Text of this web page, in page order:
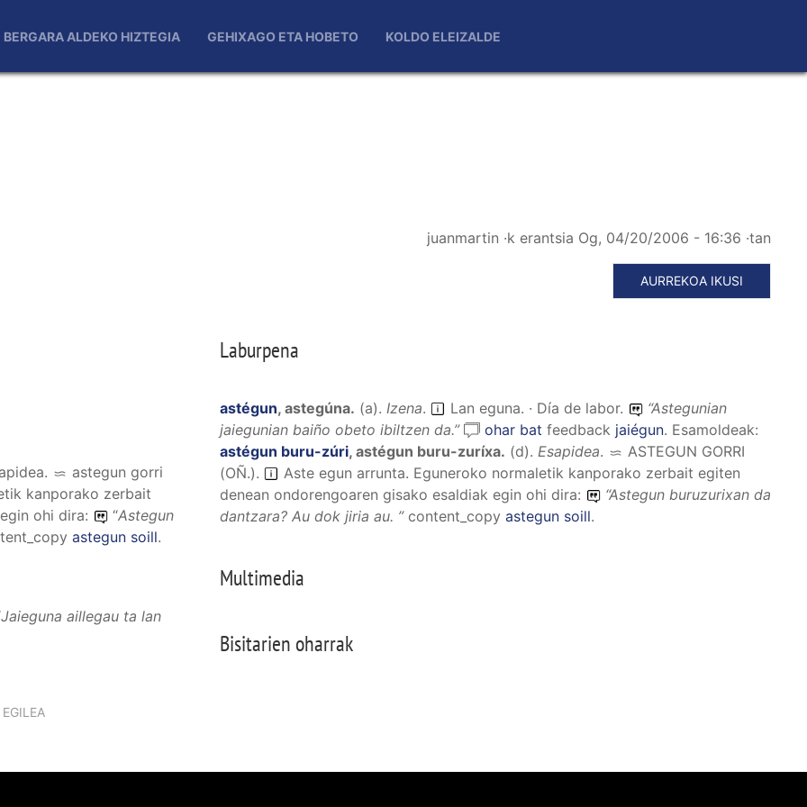
BERGARA ALDEKO HIZTEGIA GEHIXAGO ETA HOBETO KOLDO ELEIZALDE
juanmartin ·k erantsia Og, 04/20/2006 - 16:36 ·tan
.
astegun gorri
kanporako zerbait
ohi dira:
“Astegun
astegun soill.
Jaieguna aillegau ta lan
EGILEA
AURREKOA IKUSI
Laburpena
astégun, astegúna. (a). Izena. Lan eguna. · Día de labor. “Astegunian
jaiegunian baiño obeto ibiltzen da.” ohar bat feedback jaiégun. Esamoldeak:
astégun buru-zúri, astégun buru-zuríxa. (d). Esapidea.
ASTEGUN GORRI
(OÑ.).
Aste egun arrunta. Eguneroko normaletik kanporako zerbait egiten
denean ondorengoaren gisako esaldiak egin ohi dira:
“Astegun buruzurixan da
dantzara? Au dok jiria au. ” content_copy astegun soill.
Multimedia
Bisitarien oharrak